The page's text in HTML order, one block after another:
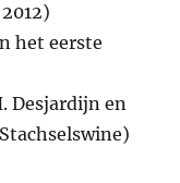
het eerste
Desjardijn en